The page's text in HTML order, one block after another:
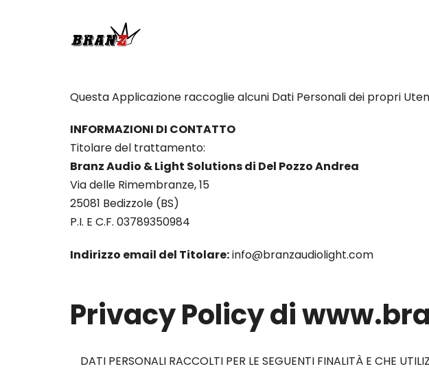
Questa Applicazione raccoglie alcuni Dati Personali dei propri
INFORMAZIONI DI CONTATTO
Titolare del trattamento:
Branz Audio & Light Solutions di Del Pozzo Andrea
Via delle Rimembranze, 15
25081 Bedizzole (BS)
P.I. E C.F. 03789350984
Indirizzo email del Titolare:info@branzaudiolight.com
Privacy Policy di
DATI PERSONALI RACCOLTI PER LE SEGUENTI FINALITÀ E CHE